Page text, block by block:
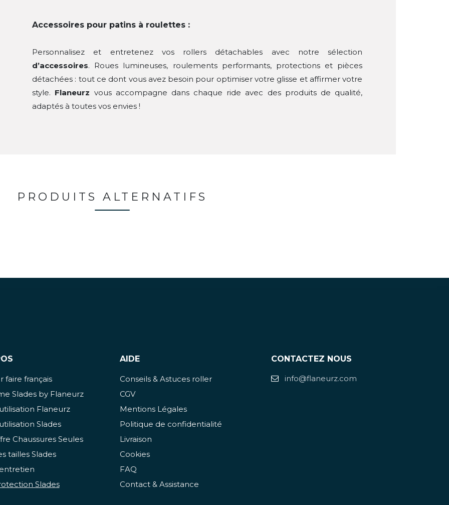
Accessoires pour patins à roulettes :
Personnalisez et entretenez vos rollers détachables avec notre sélection
d’accessoires. Roues lumineuses, roulements performants, protections et pièces
détachées : tout ce dont vous avez besoin pour optimiser votre glisse et affirmer votre
style. Flaneurz vous accompagne dans chaque ride avec des produits de qualité,
adaptés à toutes vos envies !
PRODUITS ALTERNATIFS
faire français
Slades by Flaneurz
Flaneurz
Slades
Chaussures Seules
tailles Slades
Slades
AIDE
Conseils & Astuces roller
CGV
Mentions Légales
Politique de confidentialité
Livraison
Cookies
FAQ
Contact & Assistance
CONTACTEZ NOUS
info@flaneurz.com